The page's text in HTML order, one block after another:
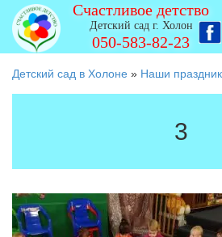
Счастливое детство
Детский сад г. Холон
050-583-82-23
Детский сад в Холоне » Наши
3